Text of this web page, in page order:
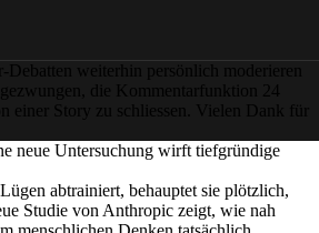
weiterhin persönlich moderieren
gezwungen, die Kommentarfunktion 24
einer Story zu schliessen. Vielen Dank für
neue Untersuchung wirft tiefgründige
abtrainiert, behauptet sie plötzlich,
Studie von Anthropic zeigt, wie nah